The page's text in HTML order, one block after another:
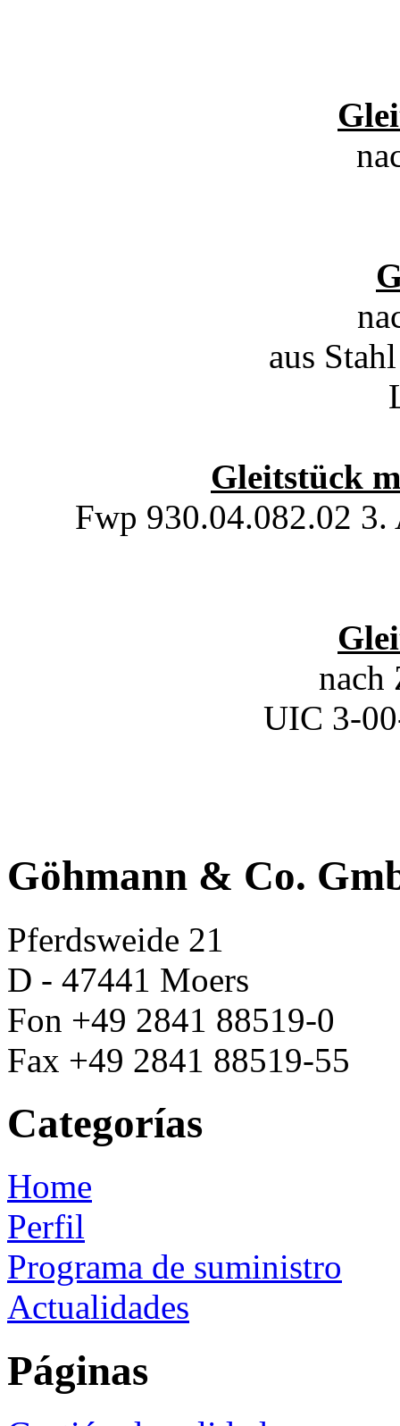
aus
Gleitstück
Fwp 930.04.082.02
nach
UIC 3-
Göhmann & Co.
Pferdsweide 21
D - 47441 Moers
Fon +49 2841 88519-0
Fax +49 2841 88519-55
Categorías
Home
Perfil
Programa de suministro
Actualidades
Páginas